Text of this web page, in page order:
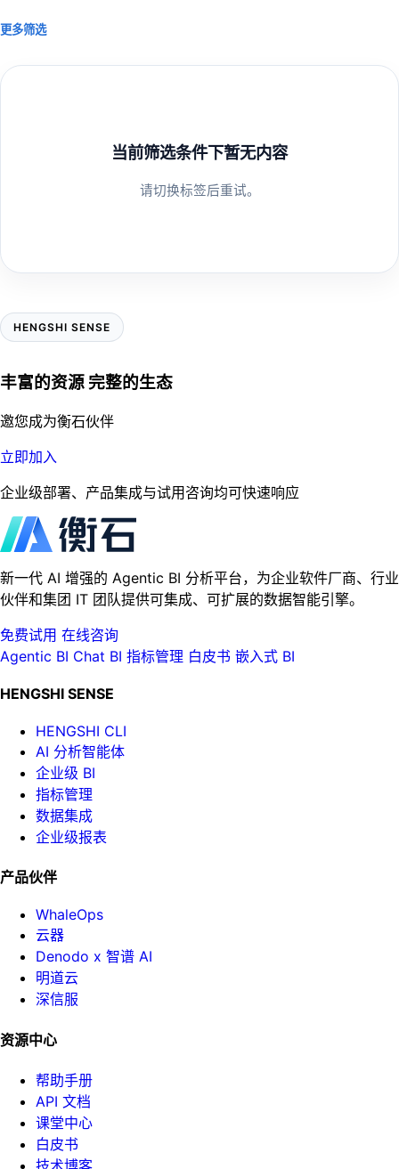
更多筛选
当前筛选条件下暂无内容
请切换标签后重试。
HENGSHI SENSE
丰富的资源 完整的生态
邀您成为衡石伙伴
立即加入
企业级部署、产品集成与试用咨询均可快速响应
新一代 AI 增强的 Agentic BI 分析平台，为企业软件厂商、行业
伙伴和集团 IT 团队提供可集成、可扩展的数据智能引擎。
免费试用 在线咨询
Agentic BI Chat BI 指标管理 白皮书 嵌入式 BI
HENGSHI SENSE
HENGSHI CLI
AI 分析智能体
企业级 BI
指标管理
数据集成
企业级报表
产品伙伴
WhaleOps
云器
Denodo x 智谱 AI
明道云
深信服
资源中心
帮助手册
API 文档
课堂中心
白皮书
技术博客